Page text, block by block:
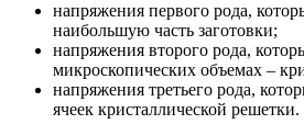
напряжения первого рода,
наибольшую часть заготовки;
напряжения второго рода,
микроскопических объемах –
напряжения третьего рода,
ячеек кристаллической решетки.